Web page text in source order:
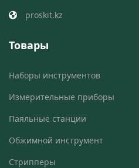
proskit.kz
Товары
Наборы инструментов
Измерительные приборы
Паяльные станции
Обжимной инструмент
Стрипперы